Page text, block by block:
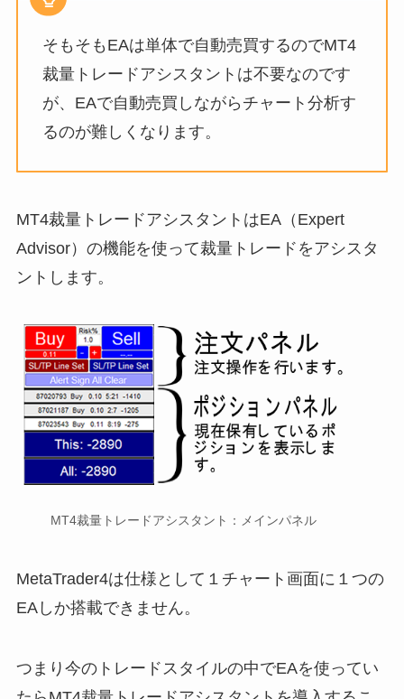
そもそもEAは単体で自動売買するのでMT4
裁量トレードアシスタントは不要なのです
が、EAで自動売買しながらチャート分析す
るのが難しくなります。
MT4裁量トレードアシスタントはEA（Expert
Advisor）の機能を使って裁量トレードをアシスタ
ントします。
MT4裁量トレードアシスタント：メインパネル
MetaTrader4は仕様として１チャート画面に１つの
EAしか搭載できません。
つまり今のトレードスタイルの中でEAを使ってい